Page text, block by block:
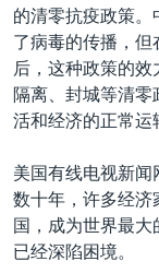
的清零抗疫政策。
了病毒的传播，但
后，这种政策的
隔离、封城等清
活和经济的正常运
美国有线电视新
数十年，许多经济
国，成为世界最
已经深陷困境。